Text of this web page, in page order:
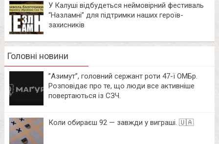
У Калуші відбудеться неймовірний фестиваль
“Назламні” для підтримки наших героїв-
захисників
Головні новини
⁨”Азимут”, головний сержант роти 47-ї ОМБр.
Розповідає про те, що люди все активніше
повертаються із СЗЧ.
Коли обираєш 92 — завжди у виграші. 🇺🇦